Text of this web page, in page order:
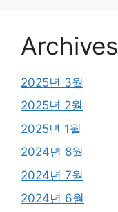
Archives
2025년 3월
2025년 2월
2025년 1월
2024년 8월
2024년 7월
2024년 6월